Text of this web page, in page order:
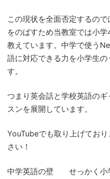
この現状を全面否定するの
をのばすため当教室では小
教えています。中学で使う
語に対応できる力を小学生
す。
つまり英会話と学校英語の
スンを展開しています。
YouTubeでも取り上げてお
さい！
中学英語の壁 せっかく小